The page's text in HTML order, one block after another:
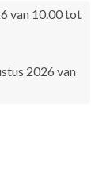
van 10.00 tot
2026 van